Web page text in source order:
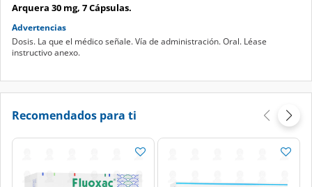
Arquera 30 mg, 7 Cápsulas.
Advertencias
Dosis. La que el médico señale. Vía de administración. Oral. Léase
instructivo anexo.
Recomendados para ti